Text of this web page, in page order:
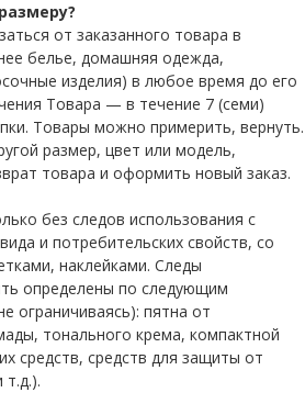
от заказанного товара в
белье, домашняя одежда,
изделия) в любое время до его
Товара — в течение 7 (семи)
Товары можно примерить, вернуть.
размер, цвет или модель,
товара и оформить новый заказ.
без следов использования с
и потребительских свойств, со
наклейками. Следы
определены по следующим
ограничиваясь): пятна от
тонального крема, компактной
средств, средств для защиты от